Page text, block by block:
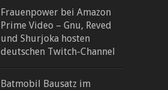
Frauenpower bei Amazon
Prime Video – Gnu, Reved
und Shurjoka hosten
deutschen Twitch-Channel
Batmobil Bausatz im